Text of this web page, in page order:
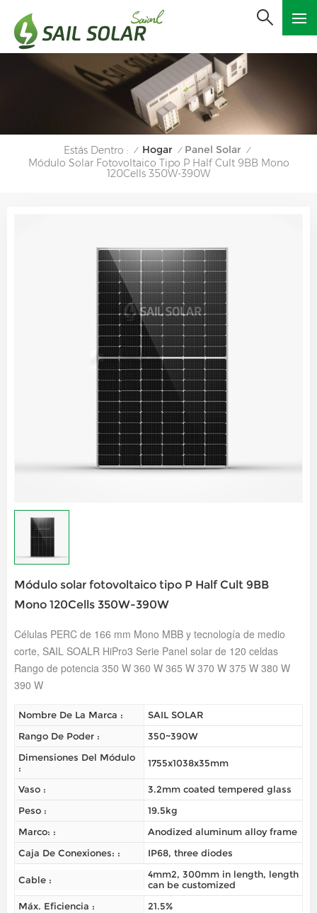
Estás Dentro : / Hogar / Panel Solar /
Módulo Solar Fotovoltaico Tipo P Half Cult 9BB Mono
120Cells 350W-390W
Módulo solar fotovoltaico tipo P Half Cult 9BB
Mono 120Cells 350W-390W
Células PERC de 166 mm Mono MBB y tecnología de medio
corte, SAIL SOALR HiPro3 Serie Panel solar de 120 celdas
Rango de potencia 350 W 360 W 365 W 370 W 375 W 380 W
390 W
Nombre De La Marca :
SAIL SOLAR
Rango De Poder :
350~390W
Dimensiones Del Módulo
:
1755x1038x35mm
Vaso :
3.2mm coated tempered glass
Peso :
19.5kg
Marco: :
Anodized aluminum alloy frame
Caja De Conexiones: :
IP68, three diodes
Cable :
4mm2, 300mm in length, length
can be customized
Máx. Eficiencia :
21.5%